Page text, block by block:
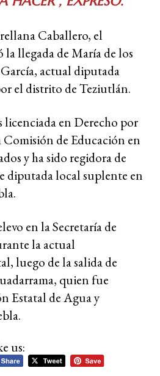
Caballero, el
llegada de María de los
actual diputada
el distrito de Teziutlán.
licenciada en Derecho por
Comisión de Educación en
y ha sido regidora de
diputada local suplente en
en la Secretaría de
la actual
luego de la salida de
quien fue
Estatal de Agua y
us: